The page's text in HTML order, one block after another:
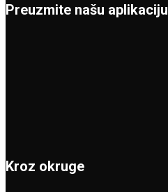
Preuzmite našu aplikaciju
Kroz okruge